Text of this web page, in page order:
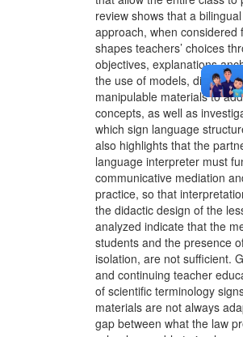
review shows that a
approach, when considered
shapes teachers’ choices
objectives, explanations
the use of models,
manipulable materials to
concepts, as well as
which sign language
also highlights that the
language interpreter must
communicative mediation
practice, so that
the didactic design of the
analyzed indicate that the
students and the presence
isolation, are not sufficient.
and continuing teacher
of scientific terminology
materials are not always
gap between what the law